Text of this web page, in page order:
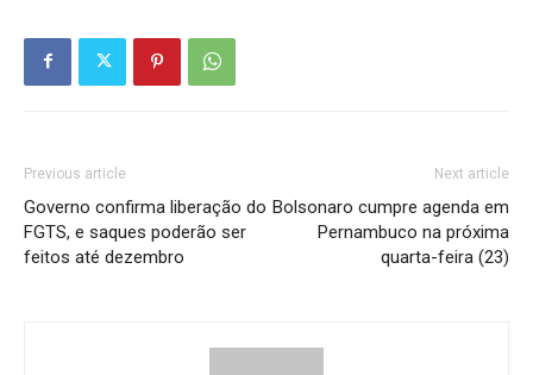
Previous article
Governo confirma liberação do
FGTS, e saques poderão ser
feitos até dezembro
Next article
Bolsonaro cumpre agenda em
Pernambuco na próxima
quarta-feira (23)